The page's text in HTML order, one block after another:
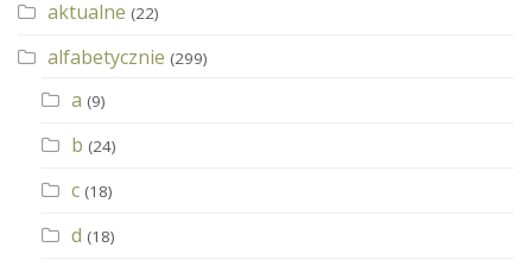
aktualne (22)
alfabetycznie (299)
a (9)
b (24)
c (18)
d (18)